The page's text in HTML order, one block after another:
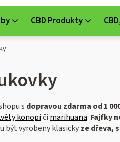
CBD Produkty
s dopravou zdarma od 1
konopíči marihuana. Fajfky
být vyrobeny klasickyze dřeva,